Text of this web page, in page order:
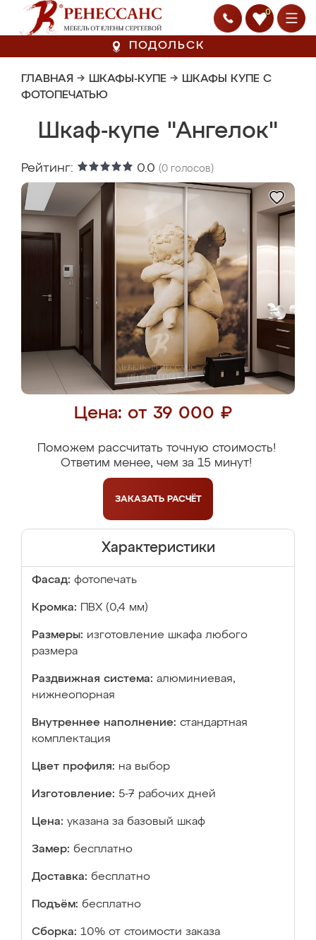
0
ПОДОЛЬСК
ГЛАВНАЯ → ШКАФЫ-КУПЕ → ШКАФЫ КУПЕ С
ФОТОПЕЧАТЬЮ
Шкаф-купе "Ангелок"
Рейтинг: 0.0 (0 голосов)
Цена: от 39 000 ₽
Поможем рассчитать точную стоимость!
Ответим менее, чем за 15 минут!
ЗАКАЗАТЬ РАСЧЁТ
Характеристики
Фасад: фотопечать
Кромка: ПВХ (0,4 мм)
Размеры: изготовление шкафа любого
размера
Раздвижная система: алюминиевая,
нижнеопорная
Внутреннее наполнение: стандартная
комплектация
Цвет профиля: на выбор
Изготовление: 5-7 рабочих дней
Цена: указана за базовый шкаф
Замер: бесплатно
Доставка: бесплатно
Подъём: бесплатно
Сборка: 10% от стоимости заказа